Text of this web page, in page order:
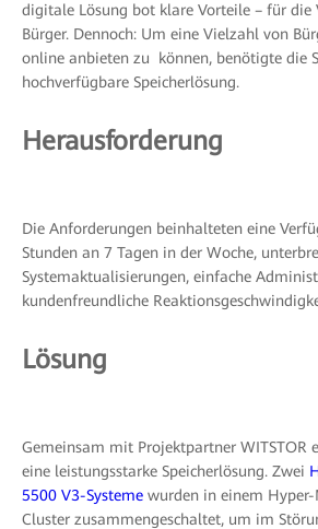
digitale Lösung bot klare Vorteile – für die
Bürger. Dennoch: Um eine Vielzahl von
online anbieten zu können, benötigte die
hochverfügbare Speicherlösung.
Herausforderung
Die Anforderungen beinhalteten eine
Stunden an 7 Tagen in der Woche,
Systemaktualisierungen, einfache
kundenfreundliche
Lösung
Gemeinsam mit Projektpartner WITSTOR
eine leistungsstarke Speicherlösung. Zwei
5500 V3-Systeme wurden in einem
Cluster zusammengeschaltet, um im